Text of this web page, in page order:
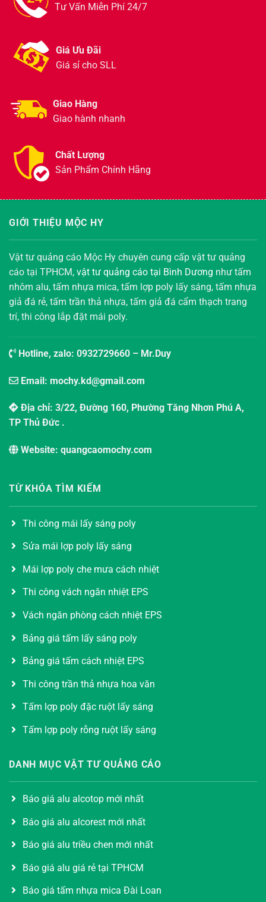
Tư Vấn Miễn Phí 24/7
Giá Ưu Đãi
Giá sỉ cho SLL
Giao Hàng
Giao hành nhanh
Chất Lượng
Sản Phẩm Chính Hãng
GIỚI THIỆU MỘC HY
Vật tư quảng cáo Mộc Hy chuyên cung cấp vật tư quảng
cáo tại TPHCM, vật tư quảng cáo tại Bình Dương như tấm
nhôm alu, tấm nhựa mica, tấm lợp poly lấy sáng, tấm nhựa
giả đá rẻ, tấm trần thả nhựa, tấm giả đá cẩm thạch trang
trí, thi công lắp đặt mái poly.
Hotline, zalo: 0932729660 – Mr.Duy
Email: mochy.kd@gmail.com
Địa chỉ: 3/22, Đường 160, Phường Tăng Nhơn Phú A,
TP Thủ Đức .
Website: quangcaomochy.com
TỪ KHÓA TÌM KIẾM
Thi công mái lấy sáng poly
Sửa mái lợp poly lấy sáng
Mái lợp poly che mưa cách nhiệt
Thi công vách ngăn nhiệt EPS
Vách ngăn phòng cách nhiệt EPS
Bảng giá tấm lấy sáng poly
Bảng giá tấm cách nhiệt EPS
Thi công trần thả nhựa hoa văn
Tấm lợp poly đặc ruột lấy sáng
Tấm lợp poly rỗng ruột lấy sáng
DANH MỤC VẬT TƯ QUẢNG CÁO
Báo giá alu alcotop mới nhất
Báo giá alu alcorest mới nhất
Báo giá alu triều chen mới nhất
Báo giá alu giá rẻ tại TPHCM
Báo giá tấm nhựa mica Đài Loan